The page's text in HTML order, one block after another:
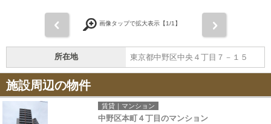
画像タップで拡大表示【1/1】
所在地 東京都中野区中央４丁目７－１５
施設周辺の物件
賃貸｜マンション
中野区本町４丁目のマンション